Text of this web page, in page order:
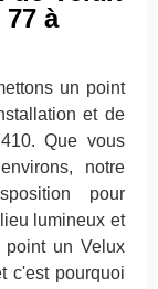
à
un point
et de
Que vous
notre
pour
lumineux et
point un Velux
c'est pourquoi